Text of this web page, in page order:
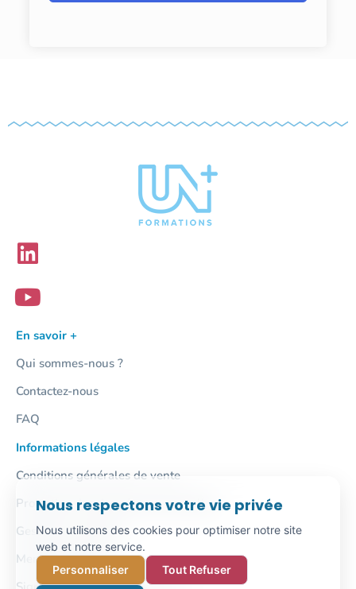
En savoir +
Qui sommes-nous ?
Contactez-nous
FAQ
Informations légales
Conditions générales de vente
Protection des données personnelles
Gestion des cookies
Mentions légales
Nous respectons votre vie privée
Nous utilisons des cookies pour optimiser notre site
web et notre service.
Personnaliser
Tout Refuser